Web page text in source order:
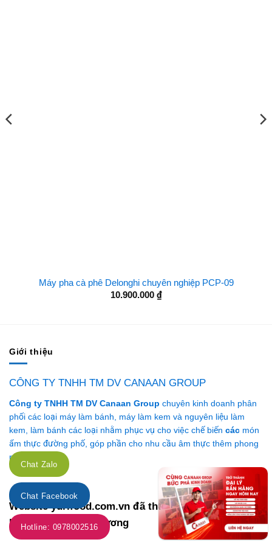
Chat Zalo
Chat Facebook
Hotline: 0978002516
Máy pha cà phê Delonghi chuyên nghiệp PCP-09
10.900.000 ₫
Giới thiệu
CÔNG TY TNHH TM DV CANAAN GROUP
Công ty TNHH TM DV Canaan Group chuyên kinh doanh phân
phối các loại máy làm bánh, máy làm kem và nguyên liệu làm
kem, làm bánh các loại nhằm phục vụ cho việc chế biến các món
ẩm thực đường phố, góp phần cho nhu cầu âm thực thêm phong
phú, đa dạng.
Website yurifood.com.vn đã thực hiện thủ tục thông
báo với Bộ Công Thương